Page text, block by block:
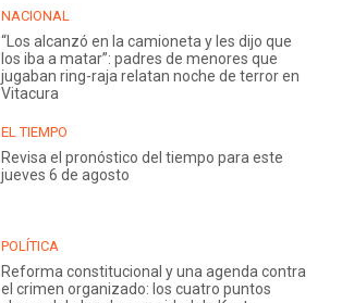
NACIONAL
“Los alcanzó en la camioneta y les dijo que
los iba a matar”: padres de menores que
jugaban ring-raja relatan noche de terror en
Vitacura
EL TIEMPO
Revisa el pronóstico del tiempo para este
jueves 6 de agosto
POLÍTICA
Reforma constitucional y una agenda contra
el crimen organizado: los cuatro puntos